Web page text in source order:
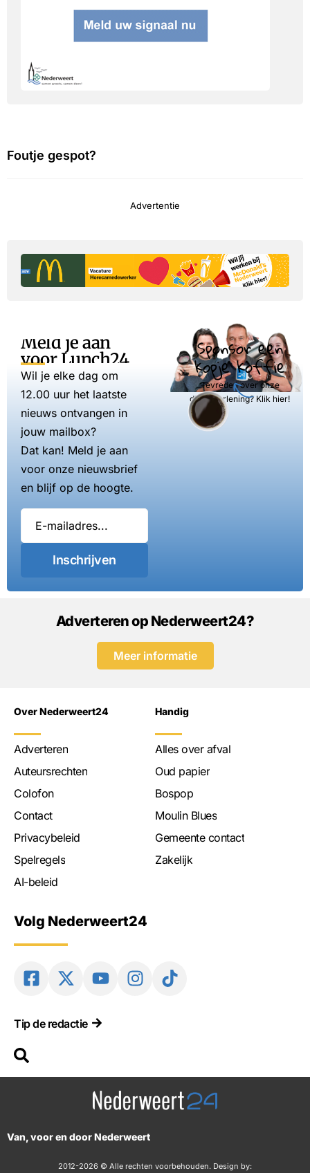
Foutje gespot?
Advertentie
Meld je aan
voor Lunch24
Wil je elke dag om
12.00 uur het laatste
nieuws ontvangen in
jouw mailbox?
Dat kan! Meld je aan
voor onze nieuwsbrief
en blijf op de hoogte.
Inschrijven
Sponsor een
kopje koffie
Tevreden over onze
dienstverlening? Klik hier!
Adverteren op Nederweert24?
Meer informatie
Over Nederweert24
Adverteren
Auteursrechten
Colofon
Contact
Privacybeleid
Spelregels
AI-beleid
Handig
Alles over afval
Oud papier
Bospop
Moulin Blues
Gemeente contact
Zakelijk
Volg Nederweert24
Tip de redactie
Van, voor en door Nederweert
2012-2026 © Alle rechten voorbehouden. Design by: